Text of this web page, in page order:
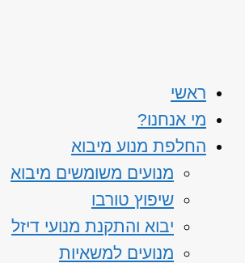
ראשי
מי אנחנו?
החלפת מנוע מיבוא
מנועים משומשים מיבוא
שיפוץ טורבו
יבוא והתקנת מנועי דיזל
מנועים למשאיות